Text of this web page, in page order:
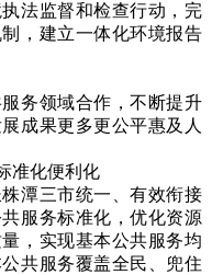
法监督和检查行动，完
，建立一体化环境报告
务领域合作，不断提升
成果更多更公平惠及人
准化便利化
潭三市统一、有效衔接
服务标准化，优化资源
，实现基本公共服务均
共服务覆盖全民、兜住